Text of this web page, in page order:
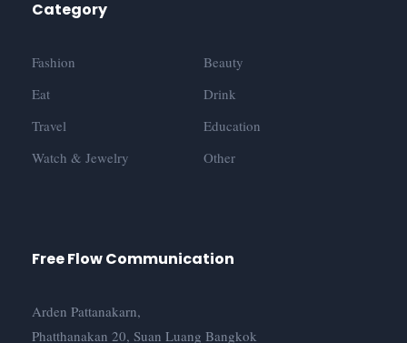
Category
Fashion
Beauty
Eat
Drink
Travel
Education
Watch & Jewelry
Other
Free Flow Communication
Arden Pattanakarn,
Phatthanakan 20, Suan Luang Bangkok